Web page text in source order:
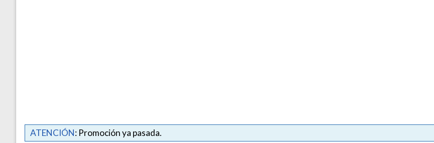
ATENCIÓN: Promoción ya pasada.